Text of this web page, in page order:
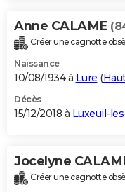
Anne CALAME
Créer une cagnotte
Naissance
10/08/1934 à Lure (
Décès
15/12/2018 à Luxeuil-
Jocelyne
Créer une cagnotte